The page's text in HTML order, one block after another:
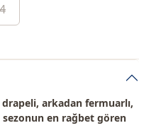
arkadan fermuarlı,
en rağbet gören